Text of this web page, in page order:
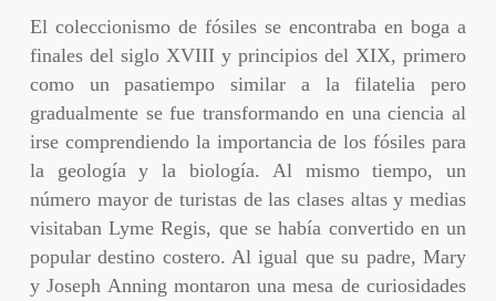
El coleccionismo de fósiles se encontraba en boga a
finales del siglo XVIII y principios del XIX, primero
como un pasatiempo similar a la filatelia pero
gradualmente se fue transformando en una ciencia al
irse comprendiendo la importancia de los fósiles para
la geología y la biología. Al mismo tiempo, un
número mayor de turistas de las clases altas y medias
visitaban Lyme Regis, que se había convertido en un
popular destino costero. Al igual que su padre, Mary
y Joseph Anning montaron una mesa de curiosidades